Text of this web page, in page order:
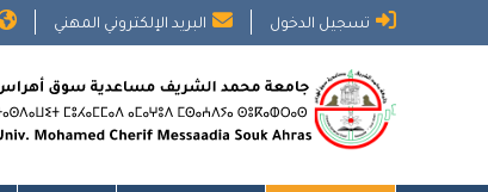
تسجيل الدخول البريد الإلكتروني المهني